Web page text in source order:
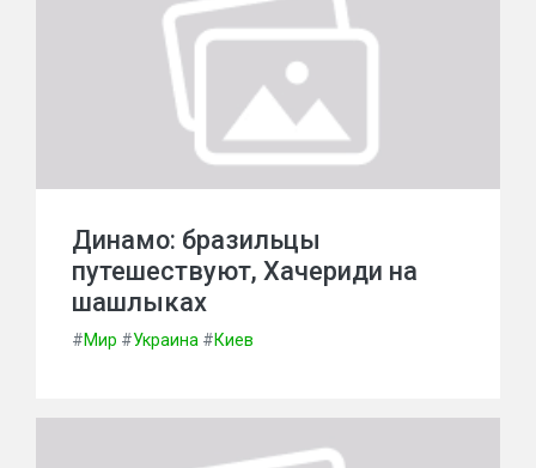
Динамо: бразильцы
путешествуют, Хачериди на
шашлыках
#Мир #Украина #Киев